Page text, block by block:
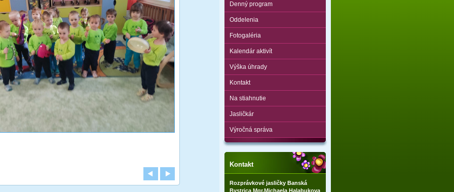
Denný program
Oddelenia
Fotogaléria
Kalendár aktivít
Výška úhrady
Kontakt
Na stiahnutie
Jasličkár
Výročná správa
Kontakt
Rozprávkové jasličky Banská
Bystrica Mgr.Michaela Halabukova